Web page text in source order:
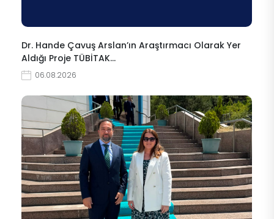
Dr. Hande Çavuş Arslan’ın Araştırmacı Olarak Yer
Aldığı Proje TÜBİTAK…
06.08.2026